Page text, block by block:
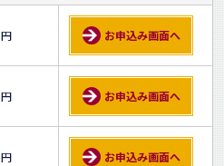
お申込み画面へ
お申込み画面へ
お申込み画面へ